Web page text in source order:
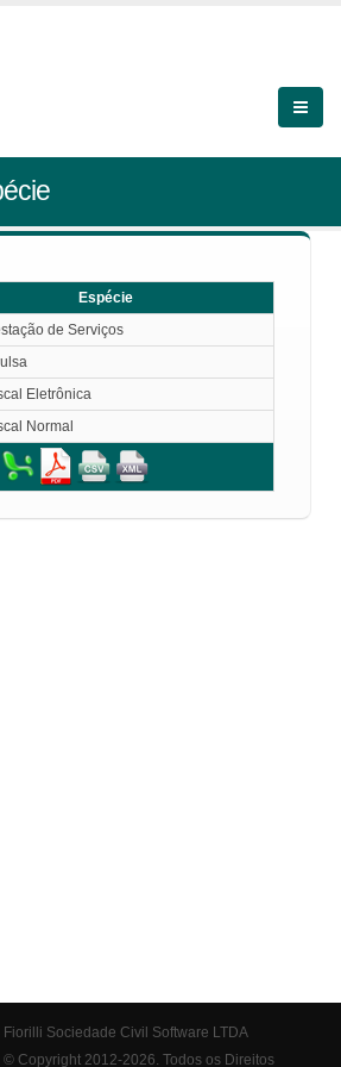
Espécie
de Serviços
Eletrônica
Normal
Fiorilli Sociedade Civil Software LTDA
© Copyright 2012-2026. Todos os Direitos